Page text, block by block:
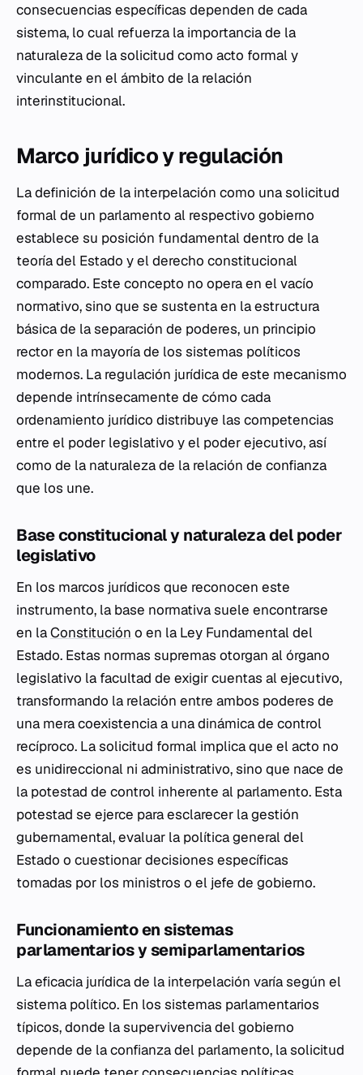
consecuencias específicas dependen de cada
sistema, lo cual refuerza la importancia de la
naturaleza de la solicitud como acto formal y
vinculante en el ámbito de la relación
interinstitucional.
Marco jurídico y regulación
La definición de la interpelación como una solicitud
formal de un parlamento al respectivo gobierno
establece su posición fundamental dentro de la
teoría del Estado y el derecho constitucional
comparado. Este concepto no opera en el vacío
normativo, sino que se sustenta en la estructura
básica de la separación de poderes, un principio
rector en la mayoría de los sistemas políticos
modernos. La regulación jurídica de este mecanismo
depende intrínsecamente de cómo cada
ordenamiento jurídico distribuye las competencias
entre el poder legislativo y el poder ejecutivo, así
como de la naturaleza de la relación de confianza
que los une.
Base constitucional y naturaleza del poder
legislativo
En los marcos jurídicos que reconocen este
instrumento, la base normativa suele encontrarse
en laConstitución o en la Ley Fundamental del
Estado. Estas normas supremas otorgan al órgano
legislativo la facultad de exigir cuentas al ejecutivo,
transformando la relación entre ambos poderes de
una mera coexistencia a una dinámica de control
recíproco. La solicitud formal implica que el acto no
es unidireccional ni administrativo, sino que nace de
la potestad de control inherente al parlamento. Esta
potestad se ejerce para esclarecer la gestión
gubernamental, evaluar la política general del
Estado o cuestionar decisiones específicas
tomadas por los ministros o el jefe de gobierno.
Funcionamiento en sistemas
parlamentarios y semiparlamentarios
La eficacia jurídica de la interpelación varía según el
sistema político. En los sistemas parlamentarios
típicos, donde la supervivencia del gobierno
depende de la confianza del parlamento, la solicitud